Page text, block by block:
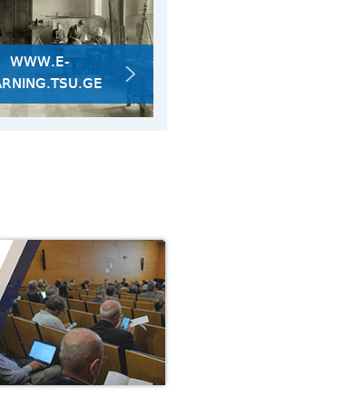
2026
ფაკულტეტის დღე
30/07
2026
WWW.E-